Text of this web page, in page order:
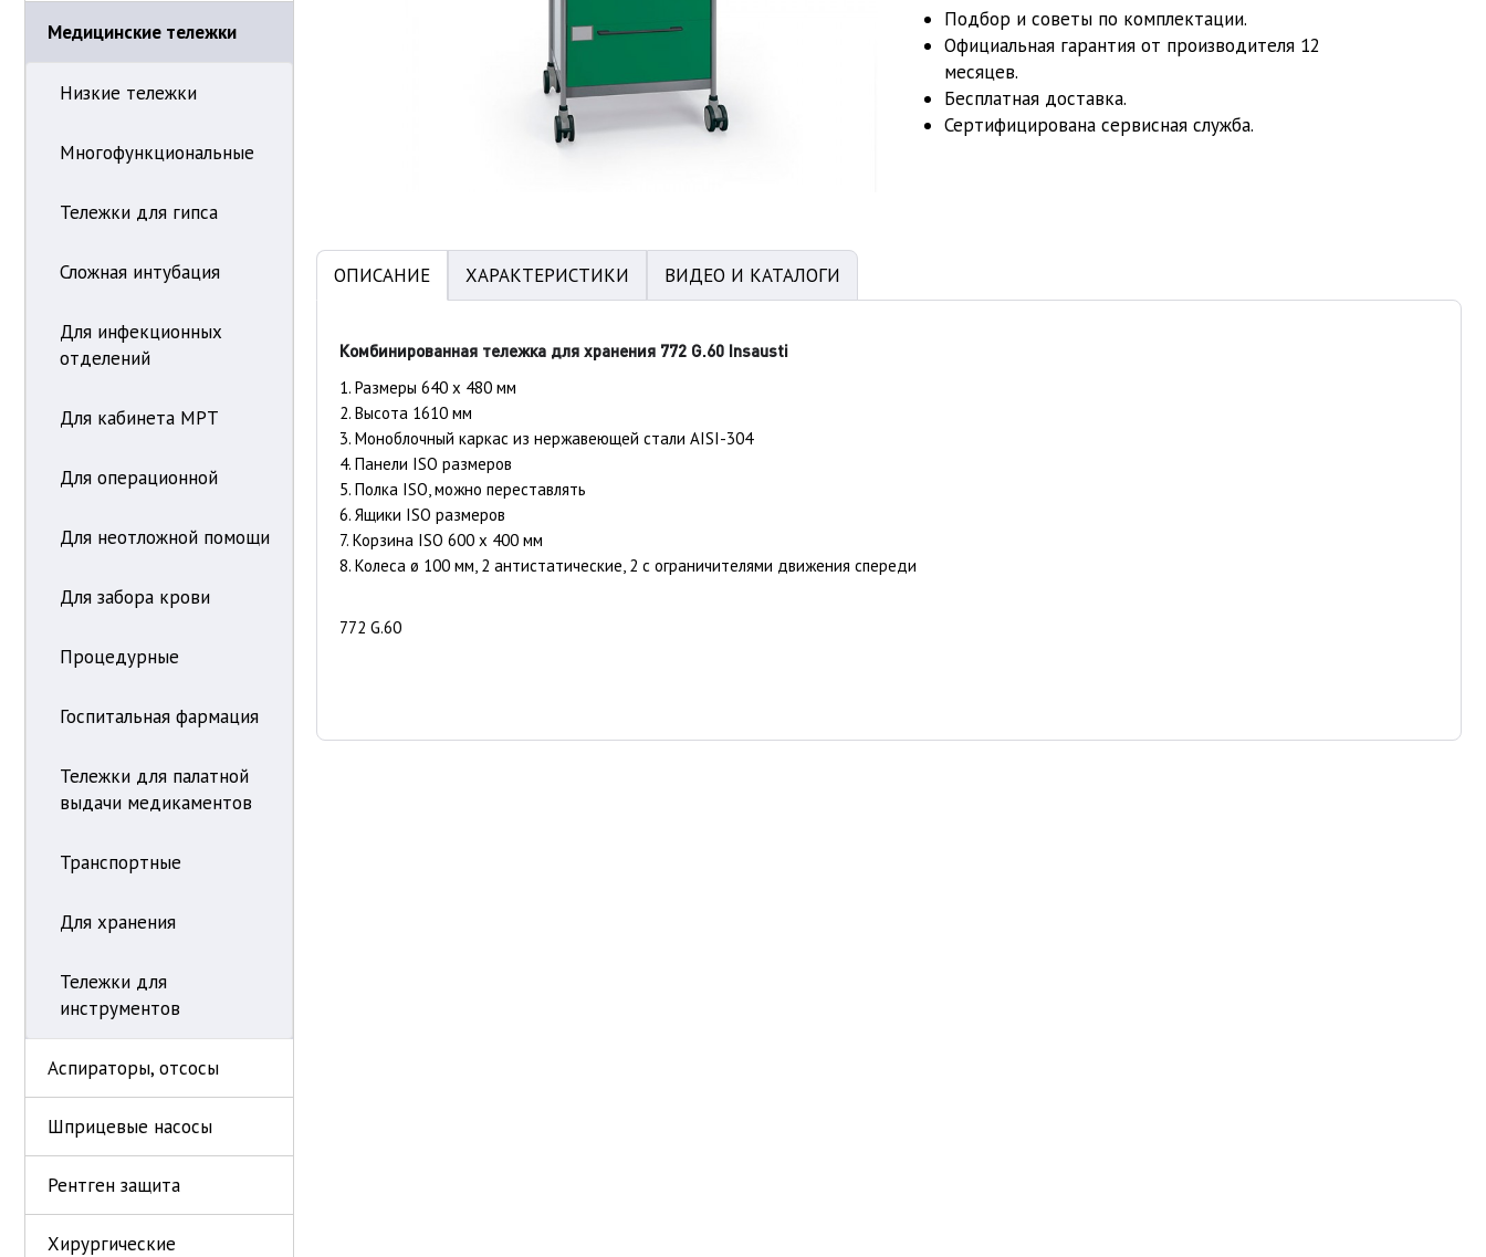
Медицинские тележки
Низкие тележки
Многофункциональные
Тележки для гипса
Сложная интубация
Для инфекционных
отделений
Для кабинета МРТ
Для операционной
Для неотложной помощи
Для забора крови
Процедурные
Госпитальная фармация
Тележки для палатной
выдачи медикаментов
Транспортные
Для хранения
Тележки для
инструментов
Аспираторы, отсосы
Шприцевые насосы
Рентген защита
Хирургические
Подбор и советы по комплектации.
Официальная гарантия от производителя 12
месяцев.
Бесплатная доставка.
Сертифицирована сервисная служба.
ОПИСАНИЕ ХАРАКТЕРИСТИКИ ВИДЕО И КАТАЛОГИ
Комбинированная тележка для хранения 772 G.60 Insausti
1. Размеры 640 x 480 мм
2. Высота 1610 мм
3. Моноблочный каркас из нержавеющей стали AISI-304
4. Панели ISO размеров
5. Полка ISO, можно переставлять
6. Ящики ISO размеров
7. Корзина ISO 600 х 400 мм
8. Колеса ø 100 мм, 2 антистатические, 2 с ограничителями движения спереди
772 G.60